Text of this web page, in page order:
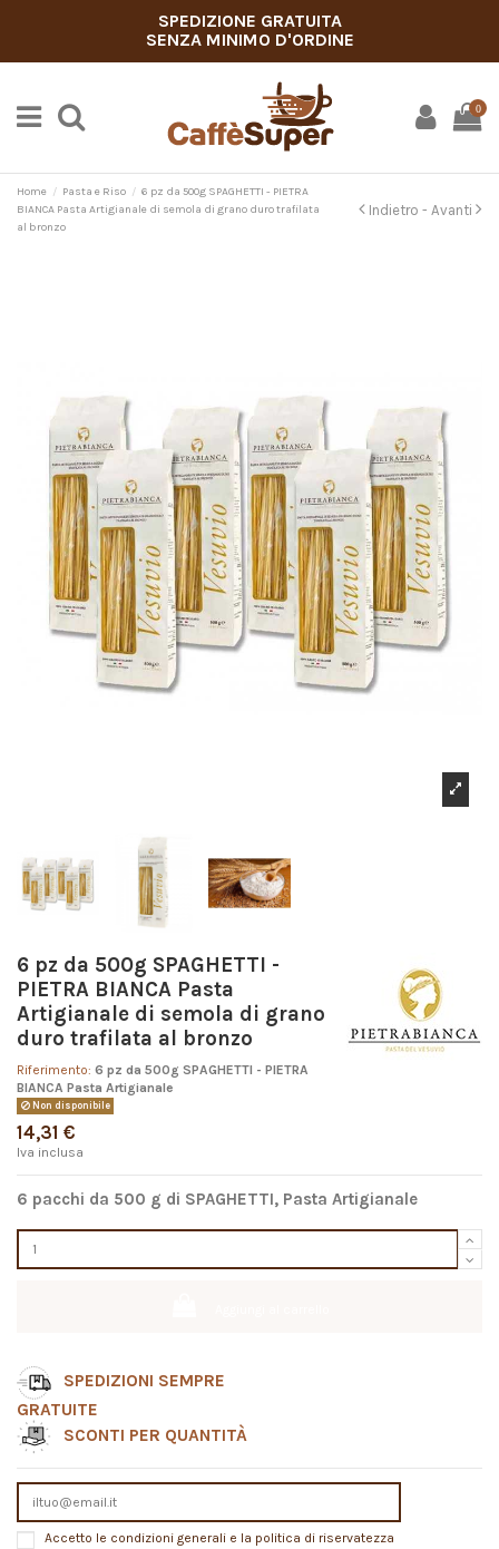
SPEDIZIONE GRATUITA
SENZA MINIMO D'ORDINE
0
Home Pasta e Riso
6 pz da 500g SPAGHETTI - PIETRA
BIANCA Pasta Artigianale di semola di grano duro trafilata
al bronzo
Indietro - Avanti
6 pz da 500g SPAGHETTI -
PIETRA BIANCA Pasta
Artigianale di semola di grano
duro trafilata al bronzo
Riferimento: 6 pz da 500g SPAGHETTI - PIETRA
BIANCA Pasta Artigianale
Non disponibile
14,31 €
Iva inclusa
6 pacchi da 500 g di SPAGHETTI, Pasta Artigianale
SPEDIZIONI SEMPRE
GRATUITE
SCONTI PER QUANTITÀ
Accetto le condizioni generali e la politica di riservatezza